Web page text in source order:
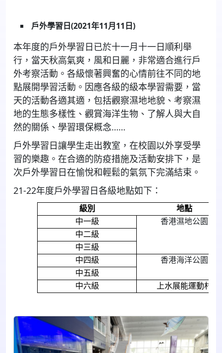
戶外學習日(2021年11月11日)
本年度的戶外學習日已於十一月十一日順利舉
行，當天秋高氣爽，風和日麗，非常適合進行戶
外考察活動。各級懷著興奮的心情前往不同的地
點展開學習活動。因應各級的級本學習需要，當
天的活動各適其適，包括觀察濕地地貌、考察濕
地的生態多樣性、觀賞海洋生物、了解人與大自
然的關係、學習環保概念……
戶外學習日讓學生走出教室，在校園以外享受學
習的樂趣。在合適的防疫措施及活動安排下，是
次戶外學習日在愉悅和輕鬆的氣氛下完滿結束。
21-22年度戶外學習日各級地點如下：
級別
地點
中一級
香港濕地公園
中二級
中三級
中四級
香港海洋公園
中五級
中六級
上水展能運動村